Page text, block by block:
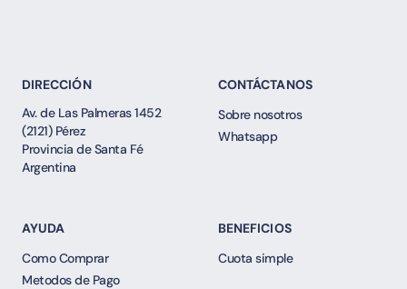
DIRECCIÓN
Av. de Las Palmeras 1452
(2121) Pérez
Provincia de Santa Fé
Argentina
CONTÁCTANOS
Sobre nosotros
Whatsapp
AYUDA
Como Comprar
Metodos de Pago
BENEFICIOS
Cuota simple